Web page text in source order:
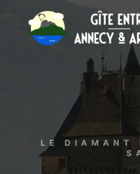
LE DIAMANT